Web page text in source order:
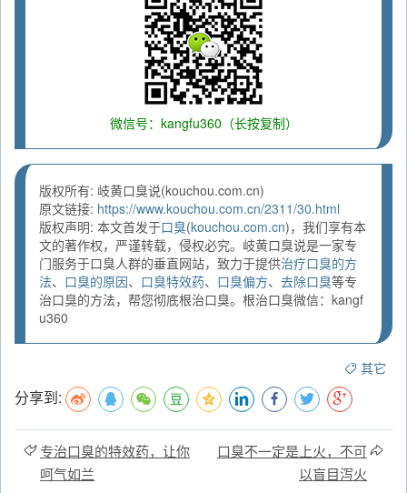
微信号：kangfu360（长按复制）
版权所有: 岐黄口臭说(kouchou.com.cn)
原文链接: https://www.kouchou.com.cn/2311/30.html
版权声明: 本文首发于口臭(kouchou.com.cn)，我们享有本
文的著作权，严谨转载，侵权必究。岐黄口臭说是一家专
门服务于口臭人群的垂直网站，致力于提供治疗口臭的方
法、 口臭的原因、 口臭特效药、 口臭偏方、 去除口臭等专
治口臭的方法，帮您彻底根治口臭。根治口臭微信：kangf
u360
其它
分享到:
专治口臭的特效药，让你
呵气如兰
口臭不一定是上火，不可
以盲目泻火